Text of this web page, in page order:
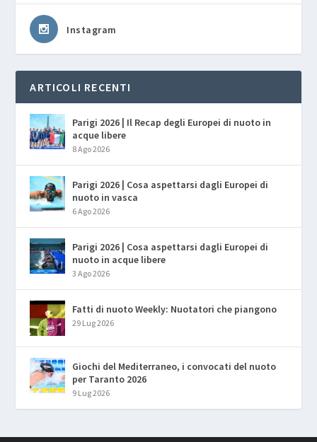
Instagram
ARTICOLI RECENTI
Parigi 2026 | Il Recap degli Europei di nuoto in
acque libere
8 Ago 2026
Parigi 2026 | Cosa aspettarsi dagli Europei di
nuoto in vasca
6 Ago 2026
Parigi 2026 | Cosa aspettarsi dagli Europei di
nuoto in acque libere
3 Ago 2026
Fatti di nuoto Weekly: Nuotatori che piangono
29 Lug 2026
Giochi del Mediterraneo, i convocati del nuoto
per Taranto 2026
9 Lug 2026